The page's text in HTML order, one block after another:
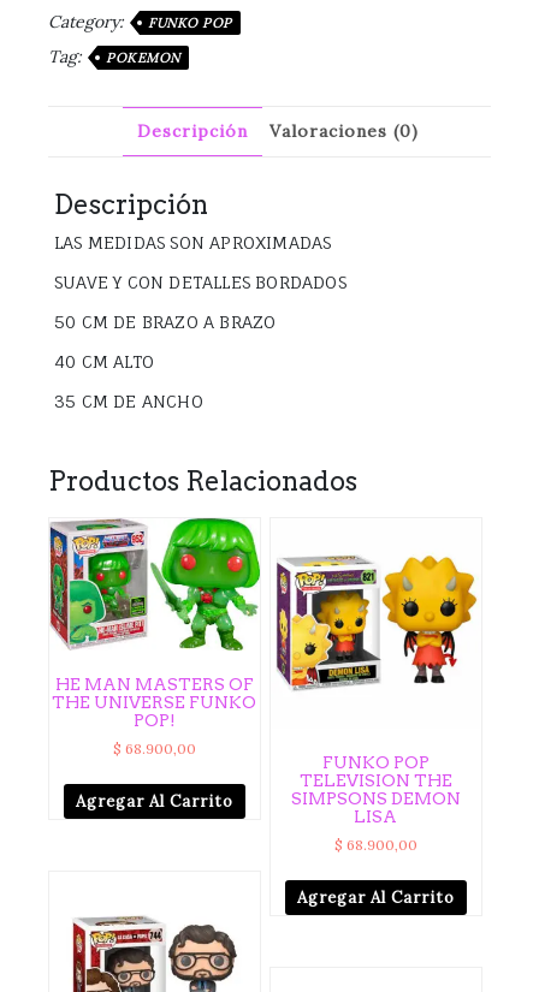
Category: FUNKO POP
Tag: POKEMON
Descripción Valoraciones (0)
Descripción
LAS MEDIDAS SON APROXIMADAS
SUAVE Y CON DETALLES BORDADOS
50 CM DE BRAZO A BRAZO
40 CM ALTO
35 CM DE ANCHO
Productos Relacionados
HE MAN MASTERS OF
THE UNIVERSE FUNKO
POP!
$ 68.900,00
Agregar Al Carrito
FUNKO POP
TELEVISION THE
SIMPSONS DEMON
LISA
$ 68.900,00
Agregar Al Carrito